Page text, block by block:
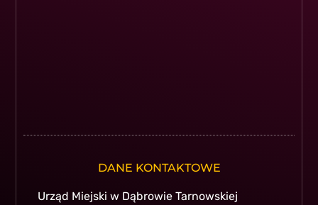
DANE KONTAKTOWE
Urząd Miejski w Dąbrowie Tarnowskiej